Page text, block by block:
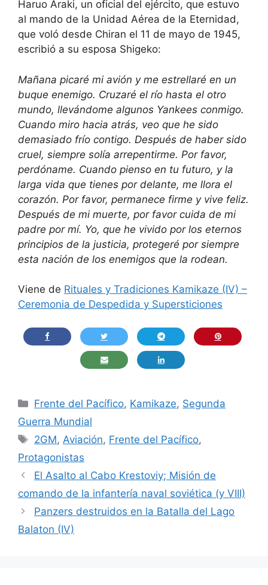
Haruo Araki, un oficial del ejército, que estuvo
al mando de la Unidad Aérea de la Eternidad,
que voló desde Chiran el 11 de mayo de 1945,
escribió a su esposa Shigeko:
Mañana picaré mi avión y me estrellaré en un
buque enemigo. Cruzaré el río hasta el otro
mundo, llevándome algunos Yankees conmigo.
Cuando miro hacia atrás, veo que he sido
demasiado frío contigo. Después de haber sido
cruel, siempre solía arrepentirme. Por favor,
perdóname. Cuando pienso en tu futuro, y la
larga vida que tienes por delante, me llora el
corazón. Por favor, permanece firme y vive feliz.
Después de mi muerte, por favor cuida de mi
padre por mí. Yo, que he vivido por los eternos
principios de la justicia, protegeré por siempre
esta nación de los enemigos que la rodean.
Viene de Rituales y Tradiciones Kamikaze (IV) –
Ceremonia de Despedida y Supersticiones
Categorías
Frente del Pacífico, Kamikaze, Segunda
Guerra Mundial
Etiquetas
2GM, Aviación, Frente del Pacífico,
Protagonistas
El Asalto al Cabo Krestoviy; Misión de
comando de la infantería naval soviética (y VIII)
Panzers destruidos en la Batalla del Lago
Balaton (IV)